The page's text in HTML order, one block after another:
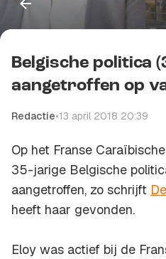
Belgische politica
aangetroffen op
Redactie•13 april 2018 20:39
Op het Franse
35-jarige Belgische
aangetroffen, zo schrijft
heeft haar gevonden.
Eloy was actief bij de